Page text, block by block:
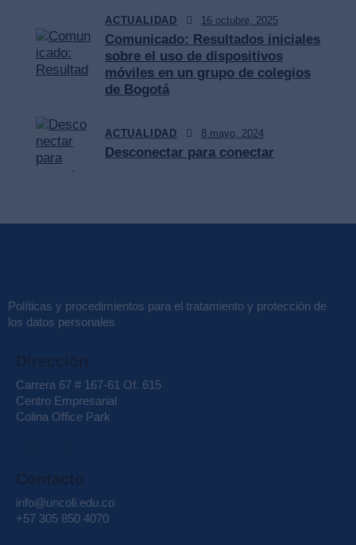
ACTUALIDAD 16 octubre, 2025
Comunicado: Resultados iniciales
sobre el uso de dispositivos
móviles en un grupo de colegios
de Bogotá
ACTUALIDAD 8 mayo, 2024
Desconectar para conectar
Políticas y procedimientos para el tratamiento y protección de
los datos personales
Carrera 67 # 167-61 Of. 615
Centro Empresarial
Colina Office Park
info@uncoli.edu.co
+57 305 850 4070